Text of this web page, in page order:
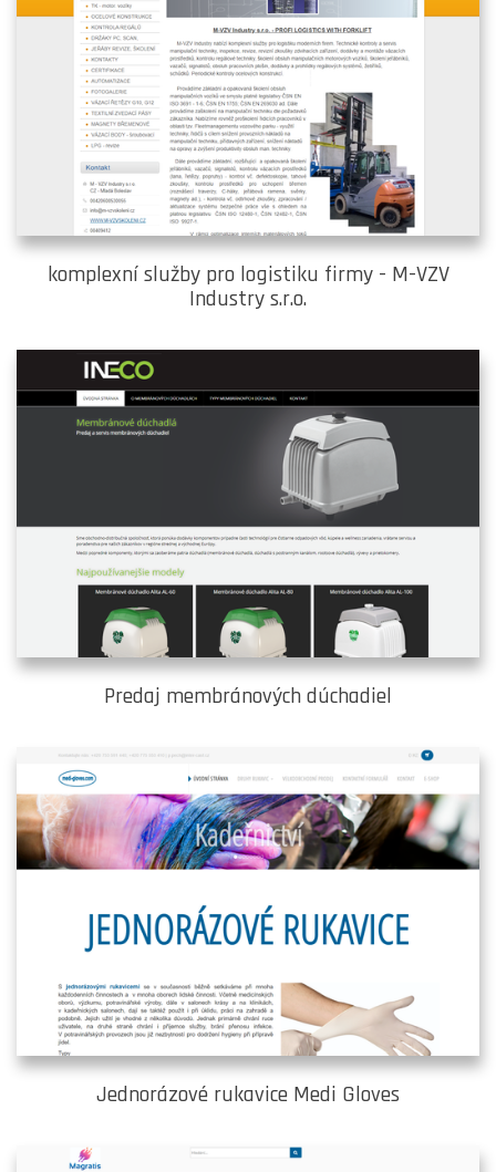
komplexní služby pro logistiku firmy - M-VZV
Industry s.r.o.
Predaj membránových dúchadiel
Jednorázové rukavice Medi Gloves